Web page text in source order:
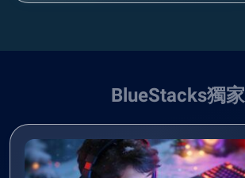
BlueStacks獨家